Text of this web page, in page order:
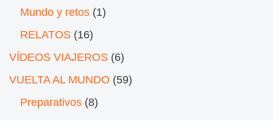
Mundo y retos (1)
RELATOS (16)
VÍDEOS VIAJEROS (6)
VUELTA AL MUNDO (59)
Preparativos (8)